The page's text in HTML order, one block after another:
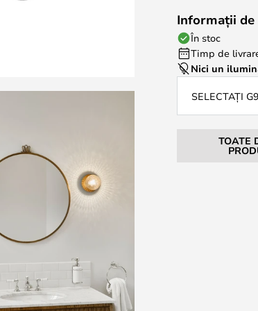
Informații
În stoc
Timp de
Nici un
SELECTAȚI
TOATE